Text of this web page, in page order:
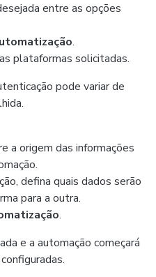
entre as opções
.
plataformas solicitadas.
pode variar de
a origem das informações
defina quais dados serão
para a outra.
.
e a automação começará